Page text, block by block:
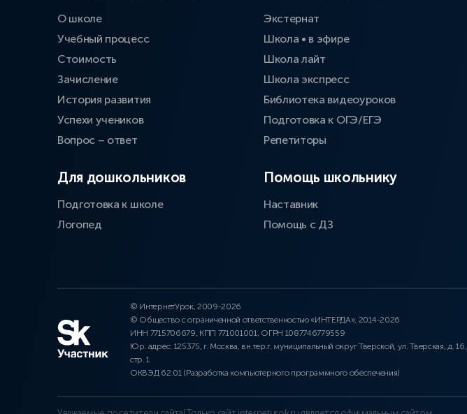
О школе
Учебный процесс
Стоимость
Зачисление
История развития
Успехи учеников
Вопрос – ответ
Для дошкольников
Подготовка к школе
Логопед
Экстернат
Школа • в эфире
Школа лайт
Школа экспресс
Библиотека видеоуроков
Подготовка к ОГЭ/ЕГЭ
Репетиторы
Помощь школьнику
Наставник
Помощь с ДЗ
© ИнтернетУрок, 2009-2026
© Общество с ограниченной ответственностью «ИНТЕРДА», 2014-2026
ИНН 7715706679, КПП 771001001, ОГРН 1087746779559
Юр. адрес: 125375, г. Москва, вн.тер.г. муниципальный округ Тверской, ул. Тверская, д. 16,
стр. 1
ОКВЭД 62.01 (Разработка компьютерного программного обеспечения)